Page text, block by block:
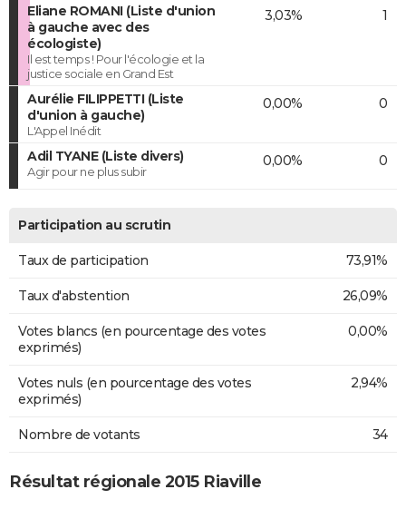
Eliane ROMANI (Liste d'union
à gauche avec des
écologiste)
Il est temps ! Pour l'écologie et la
justice sociale en Grand Est
3,03% 1
Aurélie FILIPPETTI (Liste
d'union à gauche)
L'Appel Inédit
0,00% 0
Adil TYANE (Liste divers)
Agir pour ne plus subir
0,00% 0
Participation au scrutin
Taux de participation 73,91%
Taux d'abstention 26,09%
Votes blancs (en pourcentage des votes
exprimés)
0,00%
Votes nuls (en pourcentage des votes
exprimés)
2,94%
Nombre de votants 34
Résultat régionale 2015 Riaville